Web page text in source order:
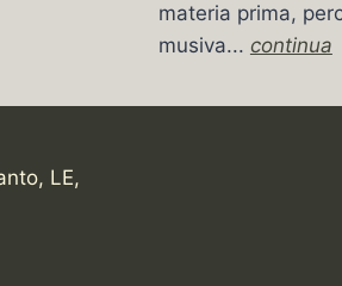
materia prima,
musiva... continua
LE,